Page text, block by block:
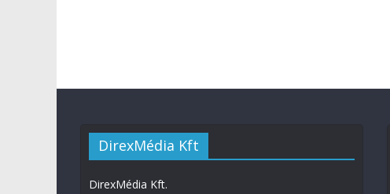
DirexMédia Kft
DirexMédia Kft.